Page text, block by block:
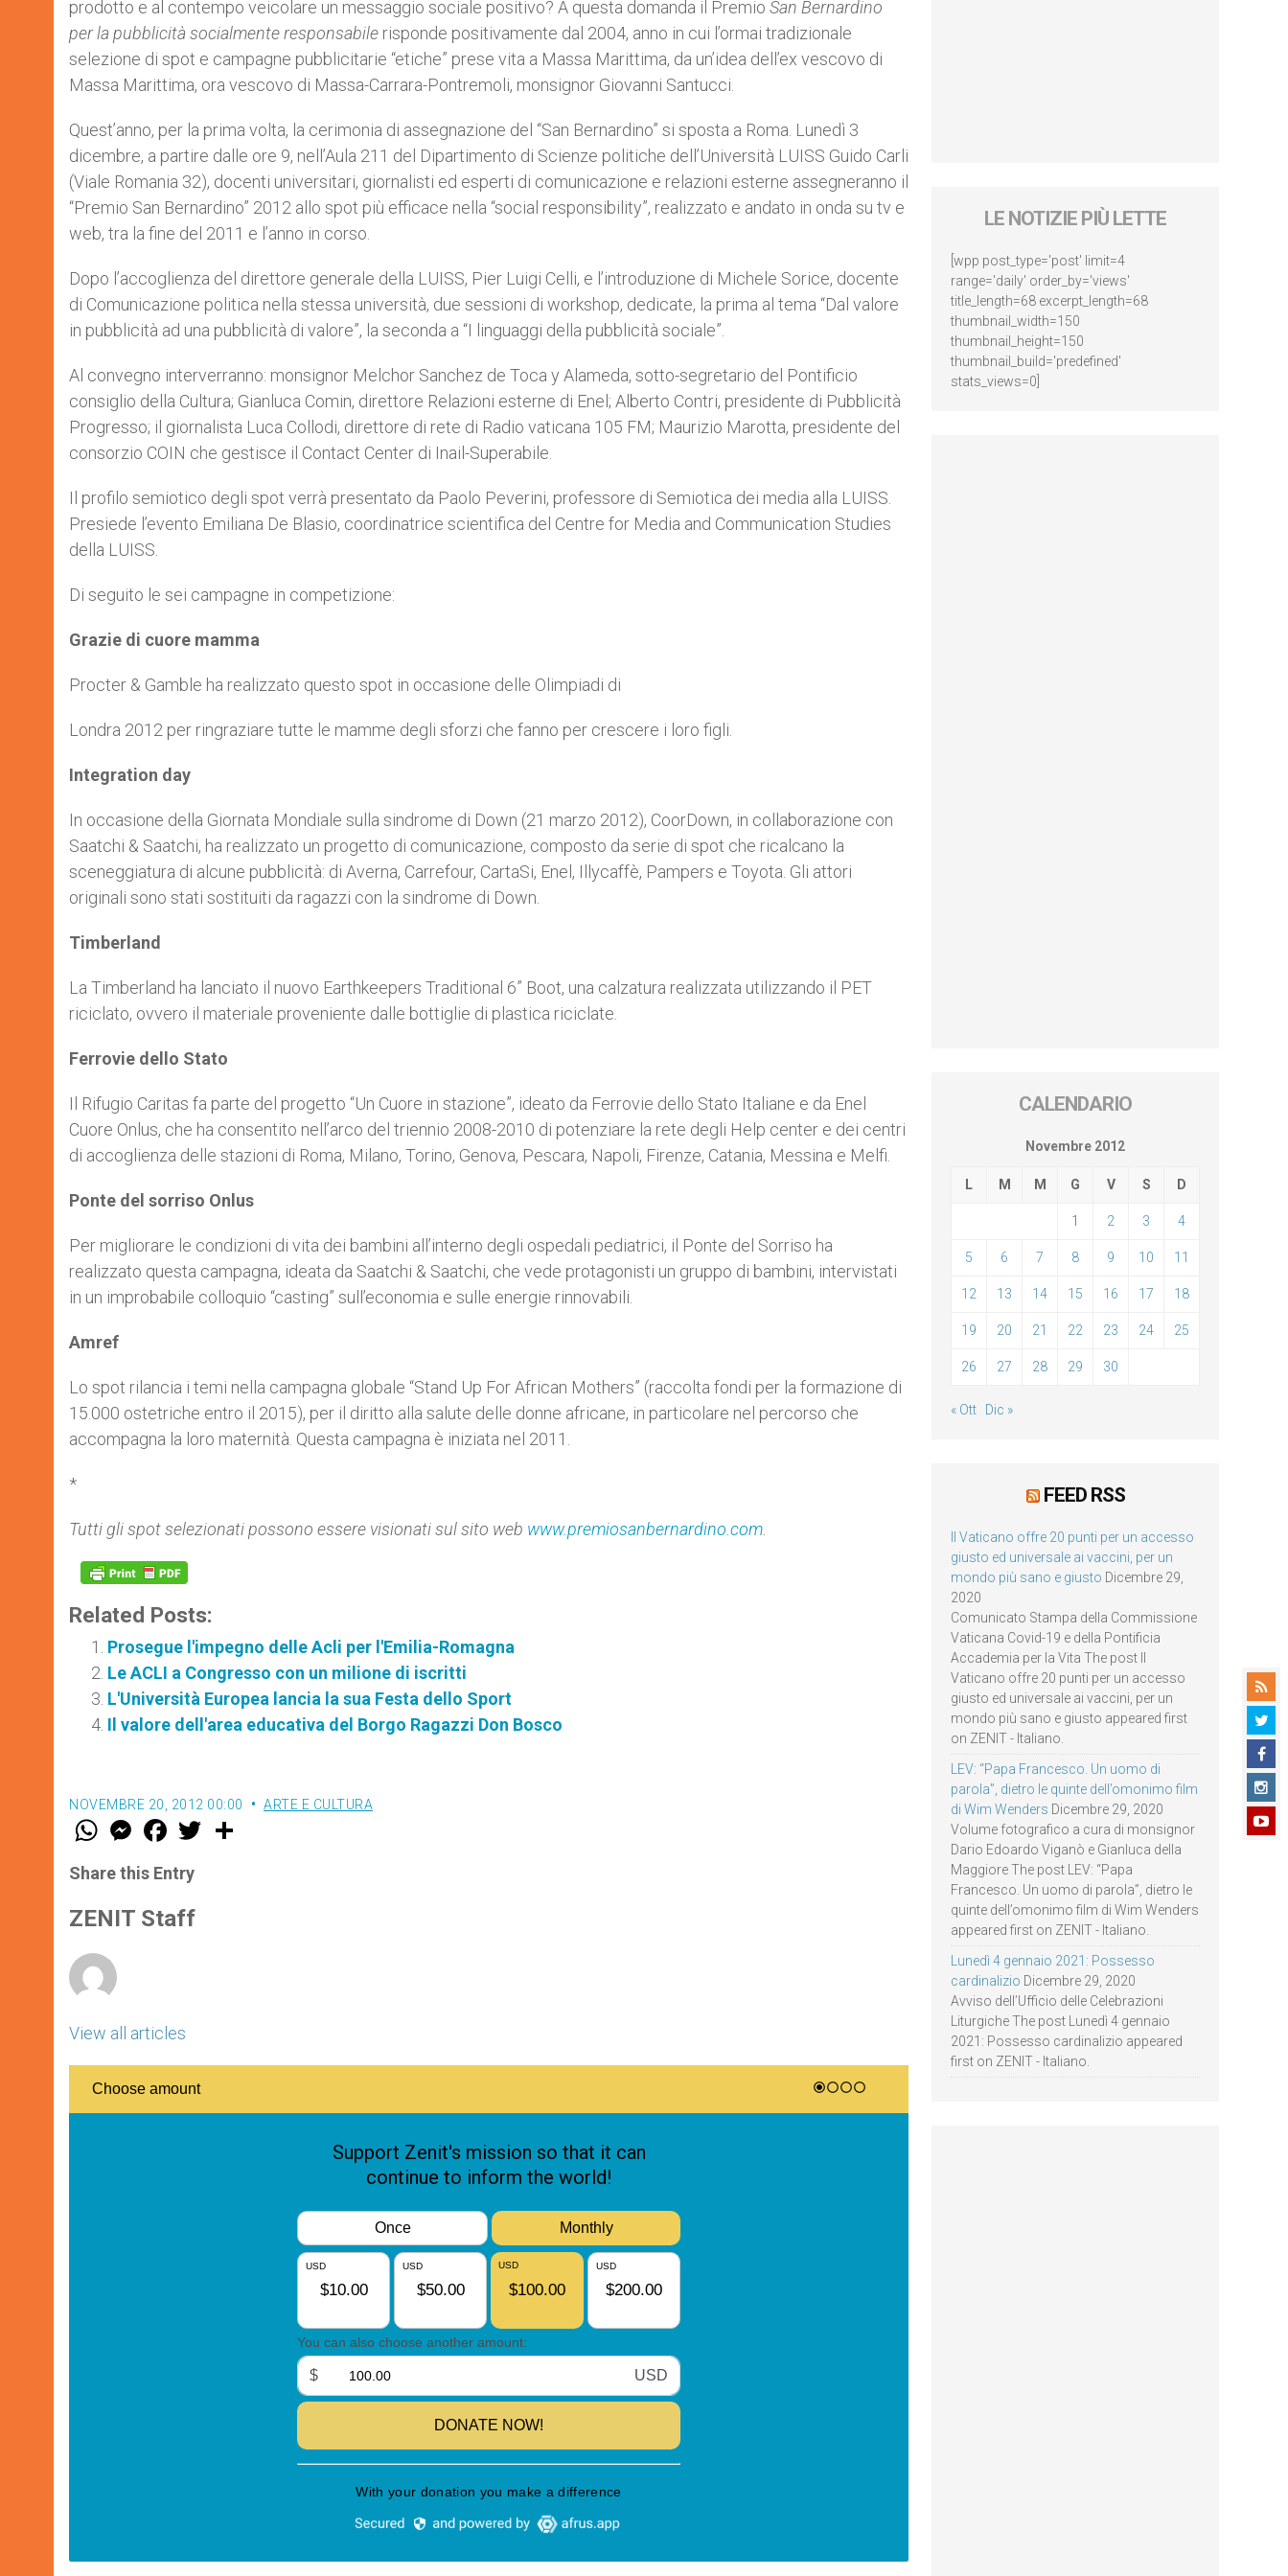
r
prodotto e al contempo veicolare un messaggio sociale positivo? A questa domanda il Premio San Bernardino
per la pubblicità socialmente responsabile risponde positivamente dal 2004, anno in cui l’ormai tradizionale
selezione di spot e campagne pubblicitarie “etiche” prese vita a Massa Marittima, da un’idea dell’ex vescovo di
Massa Marittima, ora vescovo di Massa-Carrara-Pontremoli, monsignor Giovanni Santucci.
Quest’anno, per la prima volta, la cerimonia di assegnazione del “San Bernardino” si sposta a Roma. Lunedì 3
dicembre, a partire dalle ore 9, nell’Aula 211 del Dipartimento di Scienze politiche dell’Università LUISS Guido Carli
(Viale Romania 32), docenti universitari, giornalisti ed esperti di comunicazione e relazioni esterne assegneranno il
“Premio San Bernardino” 2012 allo spot più efficace nella “social responsibility”, realizzato e andato in onda su tv e
web, tra la fine del 2011 e l’anno in corso.
Dopo l’accoglienza del direttore generale della LUISS, Pier Luigi Celli, e l’introduzione di Michele Sorice, docente
di Comunicazione politica nella stessa università, due sessioni di workshop, dedicate, la prima al tema “Dal valore
in pubblicità ad una pubblicità di valore”, la seconda a “I linguaggi della pubblicità sociale”.
Al convegno interverranno: monsignor Melchor Sanchez de Toca y Alameda, sotto-segretario del Pontificio
consiglio della Cultura; Gianluca Comin, direttore Relazioni esterne di Enel; Alberto Contri, presidente di Pubblicità
Progresso; il giornalista Luca Collodi, direttore di rete di Radio vaticana 105 FM; Maurizio Marotta, presidente del
consorzio COIN che gestisce il Contact Center di Inail-Superabile.
Il profilo semiotico degli spot verrà presentato da Paolo Peverini, professore di Semiotica dei media alla LUISS.
Presiede l’evento Emiliana De Blasio, coordinatrice scientifica del Centre for Media and Communication Studies
della LUISS.
Di seguito le sei campagne in competizione:
Grazie di cuore mamma
Procter & Gamble ha realizzato questo spot in occasione delle Olimpiadi di
Londra 2012 per ringraziare tutte le mamme degli sforzi che fanno per crescere i loro figli.
Integration day
In occasione della Giornata Mondiale sulla sindrome di Down (21 marzo 2012), CoorDown, in collaborazione con
Saatchi & Saatchi, ha realizzato un progetto di comunicazione, composto da serie di spot che ricalcano la
sceneggiatura di alcune pubblicità: di Averna, Carrefour, CartaSi, Enel, Illycaffè, Pampers e Toyota. Gli attori
originali sono stati sostituiti da ragazzi con la sindrome di Down.
Timberland
La Timberland ha lanciato il nuovo Earthkeepers Traditional 6” Boot, una calzatura realizzata utilizzando il PET
riciclato, ovvero il materiale proveniente dalle bottiglie di plastica riciclate.
Ferrovie dello Stato
Il Rifugio Caritas fa parte del progetto “Un Cuore in stazione”, ideato da Ferrovie dello Stato Italiane e da Enel
Cuore Onlus, che ha consentito nell’arco del triennio 2008-2010 di potenziare la rete degli Help center e dei centri
di accoglienza delle stazioni di Roma, Milano, Torino, Genova, Pescara, Napoli, Firenze, Catania, Messina e Melfi.
Ponte del sorriso Onlus
Per migliorare le condizioni di vita dei bambini all’interno degli ospedali pediatrici, il Ponte del Sorriso ha
realizzato questa campagna, ideata da Saatchi & Saatchi, che vede protagonisti un gruppo di bambini, intervistati
in un improbabile colloquio “casting” sull’economia e sulle energie rinnovabili.
Amref
Lo spot rilancia i temi nella campagna globale “Stand Up For African Mothers” (raccolta fondi per la formazione di
15.000 ostetriche entro il 2015), per il diritto alla salute delle donne africane, in particolare nel percorso che
accompagna la loro maternità. Questa campagna è iniziata nel 2011.
*
Tutti gli spot selezionati possono essere visionati sul sito web www.premiosanbernardino.com
Related Posts:
Prosegue l'impegno delle Acli per l'Emilia-Romagna
Le ACLI a Congresso con un milione di iscritti
L'Università Europea lancia la sua Festa dello Sport
Il valore dell'area educativa del Borgo Ragazzi Don Bosco
NOVEMBRE 20, 2012 00:00 ARTE E CULTURA
W
t
s
p
p
M
e
s
e
g
e
F
a
e
b
o
k
w
Share this Entry
ZENIT Staff
View all articles
LE NOTIZIE PIÙ LETTE
[wpp post_type='post' limit=4
range='daily' order_by='views'
title_length=68 excerpt_length=68
thumbnail_width=150
thumbnail_height=150
thumbnail_build='predefined'
stats_views=0]
CALENDARIO
Novembre 2012
L M M G V S D
1 2 3 4
5 6 7 8 9 10 11
12 13 14 15 16 17 18
19 20 21 22 23 24 25
26 27 28 29 30
« Ott Dic »
FEED RSS
Il Vaticano offre 20 punti per un accesso
giusto ed universale ai vaccini, per un
mondo più sano e giusto Dicembre 29,
2020
Comunicato Stampa della Commissione
Vaticana Covid-19 e della Pontificia
Accademia per la Vita The post Il
Vaticano offre 20 punti per un accesso
giusto ed universale ai vaccini, per un
mondo più sano e giusto appeared first
on ZENIT - Italiano.
LEV: “Papa Francesco. Un uomo di
parola”, dietro le quinte dell’omonimo film
di Wim Wenders Dicembre 29, 2020
Volume fotografico a cura di monsignor
Dario Edoardo Viganò e Gianluca della
Maggiore The post LEV: “Papa
Francesco. Un uomo di parola”, dietro le
quinte dell’omonimo film di Wim Wenders
appeared first on ZENIT - Italiano.
Lunedì 4 gennaio 2021: Possesso
cardinalizio Dicembre 29, 2020
Avviso dell’Ufficio delle Celebrazioni
Liturgiche The post Lunedì 4 gennaio
2021: Possesso cardinalizio appeared
first on ZENIT - Italiano.